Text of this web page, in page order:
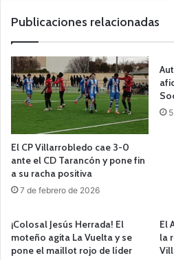
Publicaciones relacionadas
El CP Villarrobledo cae 3-0
ante el CD Tarancón y pone fin
a su racha positiva
7 de febrero de 2026
¡Colosal Jesús Herrada! El
moteño agita La Vuelta y se
pone el maillot rojo de líder
El
la